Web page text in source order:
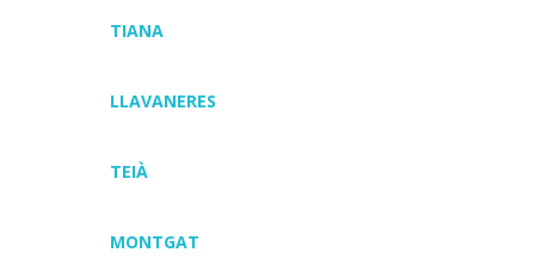
TIANA
LLAVANERES
TEIÀ
MONTGAT